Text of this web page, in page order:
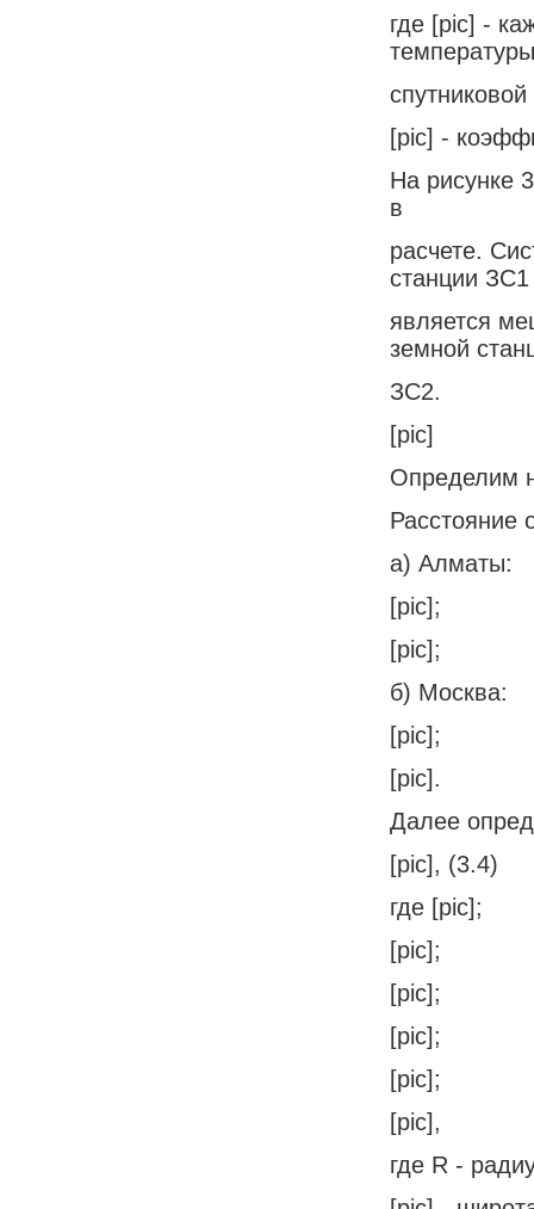
где [pic] -
[pic] -
На рисунке
в
расчете.
станции ЗС1
является
земной
ЗС2.
[pic]
Определим
Расстояние
а) Алматы:
[pic];
[pic];
б) Москва:
[pic];
[pic].
Далее
[pic], (3.4)
где [pic];
[pic];
[pic];
[pic];
[pic];
[pic],
где R -